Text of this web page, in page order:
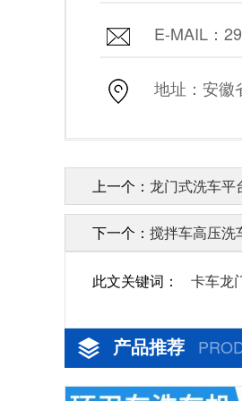
E-MAIL：
地址：安徽
上一个： 龙门式洗车平
下一个： 搅拌车高压洗
此文关键词： 卡车龙
产品推荐